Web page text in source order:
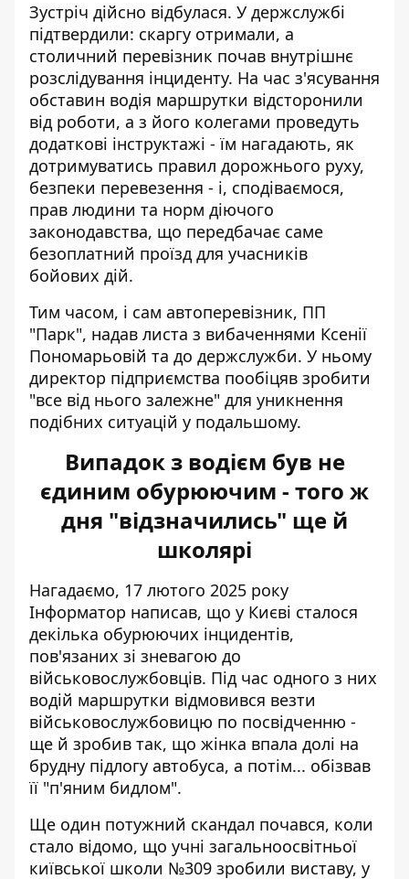
Зустріч дійсно відбулася. У держслужбі
підтвердили: скаргу отримали, а
столичний перевізник почав внутрішнє
розслідування інциденту. На час з'ясування
обставин водія маршрутки відсторонили
від роботи, а з його колегами проведуть
додаткові інструктажі - їм нагадають, як
дотримуватись правил дорожнього руху,
безпеки перевезення - і, сподіваємося,
прав людини та норм діючого
законодавства, що передбачає саме
безоплатний проїзд для учасників
бойових дій.
Тим часом, і сам автоперевізник, ПП
"Парк", надав листа з вибаченнями Ксенії
Пономарьовій та до держслужби. У ньому
директор підприємства пообіцяв зробити
"все від нього залежне" для уникнення
подібних ситуацій у подальшому.
Випадок з водієм був не
єдиним обурюючим - того ж
дня "відзначились" ще й
школярі
Нагадаємо, 17 лютого 2025 року
Інформатор написав, що у Києві сталося
декілька обурюючих інцидентів,
пов'язаних зі зневагою до
військовослужбовців. Під час одного з них
водій маршрутки відмовився везти
військовослужбовицю по посвідченню -
ще й зробив так, що жінка впала долі на
брудну підлогу автобуса, а потім... обізвав
її "п'яним бидлом".
Ще один потужний скандал почався, коли
стало відомо, що учні загальноосвітньої
київської школи №309 зробили виставу, у